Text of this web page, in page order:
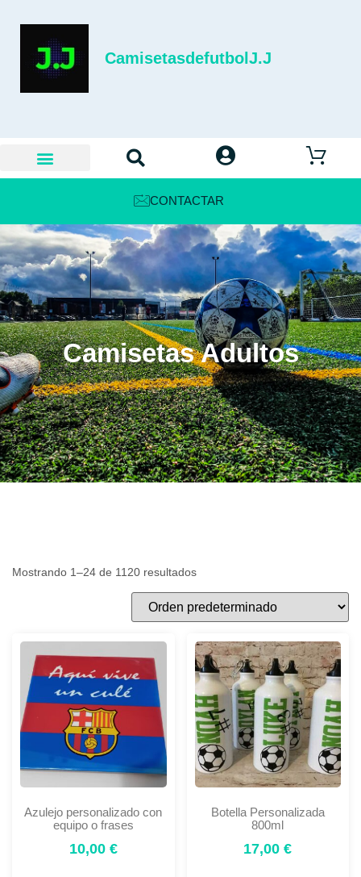
CamisetasdefutbolJ.J
CONTACTAR
Camisetas Adultos
Mostrando 1–24 de 1120 resultados
Azulejo personalizado con
equipo o frases
10,00 €
Botella Personalizada
800ml
17,00€